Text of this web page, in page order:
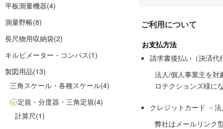
平板測量機器(4)
測量野帳(8)
長尺物用収納袋(2)
キルビメーター・コンパス(1)
製図用品(13)
三角スケール・各種スケール(4)
定規・分度器・三角定規(4)
計算尺(1)
ご利用について
お支払方法
請求書後払い（決済代
法人/個人事業主を対
ロテクションズ様に
クレジットカード －
弊社はメールリンク